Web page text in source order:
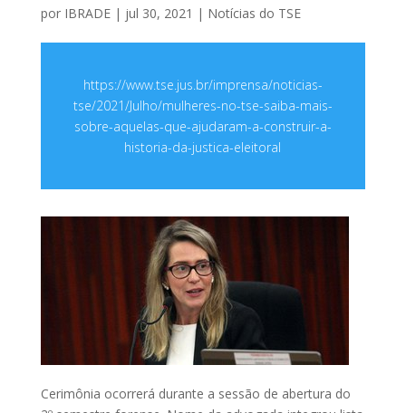
por IBRADE| jul 30, 2021 | Notícias do TSE
https://www.tse.jus.br/imprensa/noticias-
tse/2021/Julho/mulheres-no-tse-saiba-mais-
sobre-aquelas-que-ajudaram-a-construir-a-
historia-da-justica-eleitoral
Cerimônia ocorrerá durante a sessão de abertura do